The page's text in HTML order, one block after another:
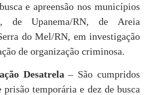
e apreensão nos municípios
de Upanema/RN, de Areia
do Mel/RN, em investigação
de organização criminosa.
Desatrela– São cumpridos
prisão temporária e dez de busca